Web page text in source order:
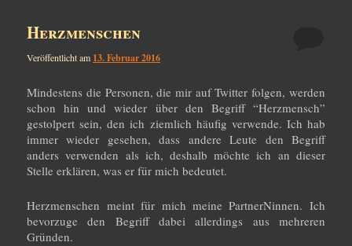
Herzmenschen
Veröffentlicht am 13. Februar 2016
Mindestens die Personen, die mir auf Twitter folgen, werden
schon hin und wieder über den Begriff “Herzmensch”
gestolpert sein, den ich ziemlich häufig verwende. Ich hab
immer wieder gesehen, dass andere Leute den Begriff
anders verwenden als ich, deshalb möchte ich an dieser
Stelle erklären, was er für mich bedeutet.
Herzmenschen meint für mich meine PartnerNinnen. Ich
bevorzuge den Begriff dabei allerdings aus mehreren
Gründen.